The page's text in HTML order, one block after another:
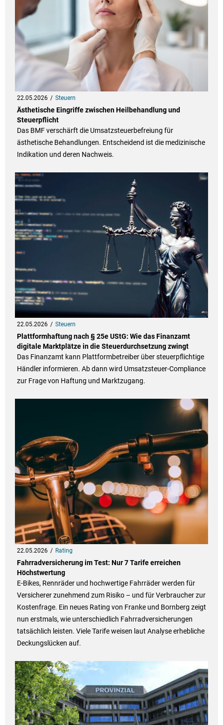
22.05.2026 Steuern
Ästhetische Eingriffe zwischen Heilbehandlung und
Steuerpflicht
Das BMF verschärft die Umsatzsteuerbefreiung für
ästhetische Behandlungen. Entscheidend ist die medizinische
Indikation und deren Nachweis.
22.05.2026 Steuern
Plattformhaftung nach § 25e UStG: Wie das Finanzamt
digitale Marktplätze in die Steuerdurchsetzung zwingt
Das Finanzamt kann Plattformbetreiber über steuerpflichtige
Händler informieren. Ab dann wird Umsatzsteuer-Compliance
zur Frage von Haftung und Marktzugang.
22.05.2026 Rating
Fahrradversicherung im Test: Nur 7 Tarife erreichen
Höchstwertung
E-Bikes, Rennräder und hochwertige Fahrräder werden für
Versicherer zunehmend zum Risiko – und für Verbraucher zur
Kostenfrage. Ein neues Rating von Franke und Bornberg zeigt
nun erstmals, wie unterschiedlich Fahrradversicherungen
tatsächlich leisten. Viele Tarife weisen laut Analyse erhebliche
Deckungslücken auf.